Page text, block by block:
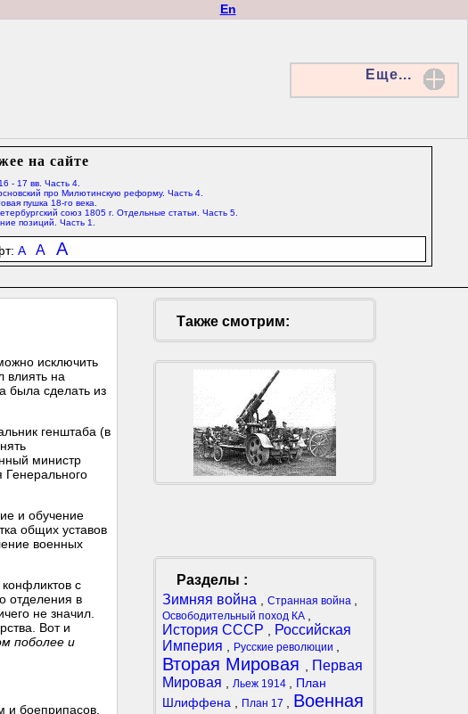
En
Еще...
на сайте
- 17 вв. Часть 4.
про Милютинскую реформу. Часть 4.
пушка 18-го века.
союз 1805 г. Отдельные статьи. Часть 5.
позиций. Часть 1.
A A A
исключить
влиять на
была сделать из
генштаба (в
министр
Генерального
и обучение
общих уставов
военных
с
отделения в
не значил.
Вот и
поболее и
и боеприпасов,
Также смотрим:
Разделы :
Зимняя война
Странная война
Освободительный поход КА
История СССР
Российская
Империя
Русские революции
Вторая Мировая
Первая
Мировая
Льеж 1914
План
Шлиффена
План 17
Военная